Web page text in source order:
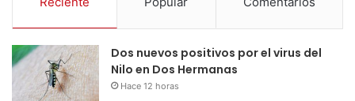
Dos nuevos positivos por el virus del
Nilo en Dos Hermanas
Hace 12 horas